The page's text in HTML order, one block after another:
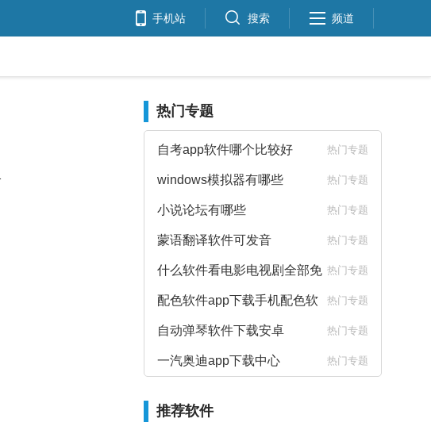
手机站 搜索 频道
热门专题
自考app软件哪个比较好 热门专题
windows模拟器有哪些 热门专题
小说论坛有哪些 热门专题
蒙语翻译软件可发音 热门专题
什么软件看电影电视剧全部免
费
热门专题
配色软件app下载手机配色软
件下载
热门专题
自动弹琴软件下载安卓 热门专题
一汽奥迪app下载中心 热门专题
推荐软件